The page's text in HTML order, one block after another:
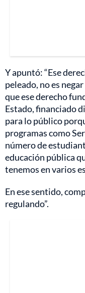
Y apuntó: “Ese
peleado, no es
que ese derecho
Estado, financiado
para lo público
programas como
número de
educación pública
tenemos en varios
En ese sentido,
regulando”.